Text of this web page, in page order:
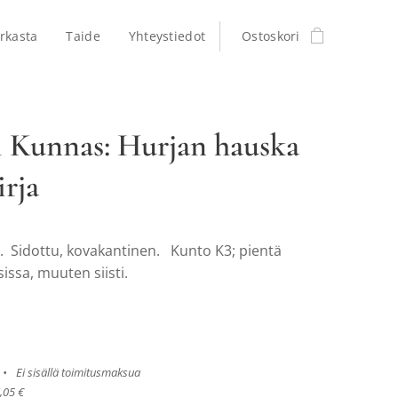
Taide Yhteystiedot Ostoskori
Hurjan hauska
Sidottu, kovakantinen. Kunto K3; pientä
muuten siisti.
Ei sisällä toimitusmaksua
€